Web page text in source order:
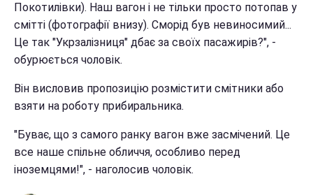
Покотилівки). Наш вагон і не тільки просто потопав у
смітті (фотографії внизу). Сморід був невиносимий...
Це так "Укрзалізниця" дбає за своїх пасажирів?", -
обурюється чоловік.
Він висловив пропозицію розмістити смітники або
взяти на роботу прибиральника.
"Буває, що з самого ранку вагон вже засмічений. Це
все наше спільне обличчя, особливо перед
іноземцями!", - наголосив чоловік.